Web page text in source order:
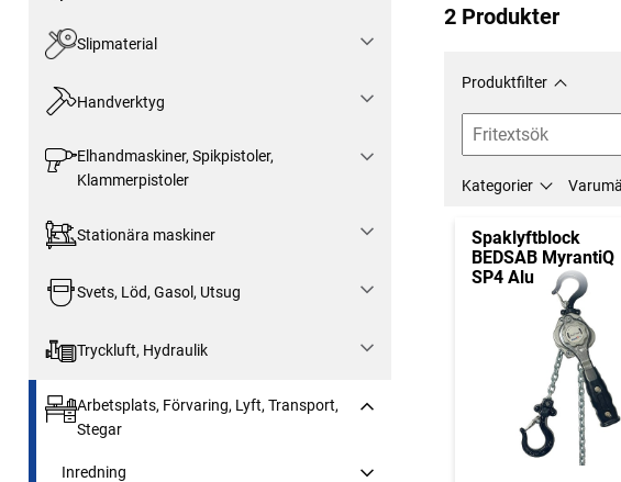
Slipmaterial
Handverktyg
Elhandmaskiner, Spikpistoler,
Klammerpistoler
Stationära maskiner
Svets, Löd, Gasol, Utsug
Tryckluft, Hydraulik
Arbetsplats, Förvaring, Lyft, Transport,
Stegar
Inredning
2 Produkter
Produktfilter
Kategorier
Spaklyftblock
BEDSAB MyrantiQ
SP4 Alu